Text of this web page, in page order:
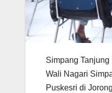
Simpang
Wali Nagari
Puskesri di